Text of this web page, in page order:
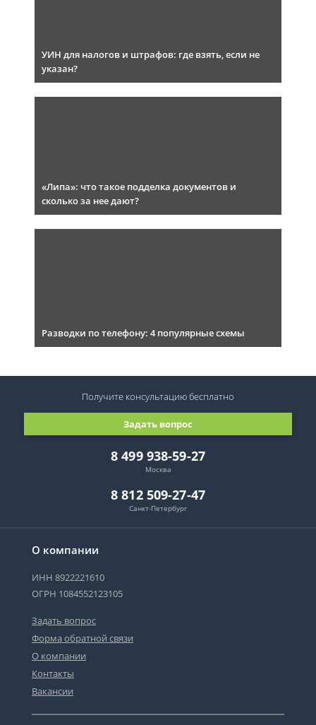
УИН для налогов и штрафов: где взять, если не
указан?
«Липа»: что такое подделка документов и
сколько за нее дают?
Разводки по телефону: 4 популярные схемы
О компании
ИНН 8922221610
ОГРН 1084552123105
Задать вопрос
Форма обратной связи
О компании
Контакты
Вакансии
8 499 938-59-27
Москва
8 812 509-27-47
Санкт-Петербург
Задать вопрос
Получите консультациюбесплатно